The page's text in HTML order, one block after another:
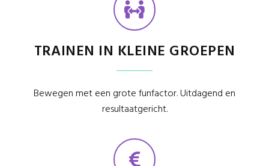
TRAINEN IN KLEINE GROEPEN
Bewegen met een grote funfactor. Uitdagend en
resultaatgericht.